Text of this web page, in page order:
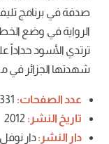
صدفة في برنامج
الرواية في وضع
ترتدي الأسود حداداً
شهدتها الجزائر في
عدد الصفحات: 331
تاريخ النشر:
دار النشر:دار نوفل